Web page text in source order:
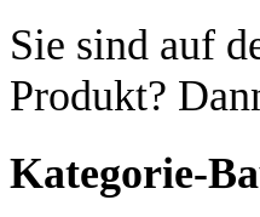
Sie sind auf
Produkt?
Kategorie-